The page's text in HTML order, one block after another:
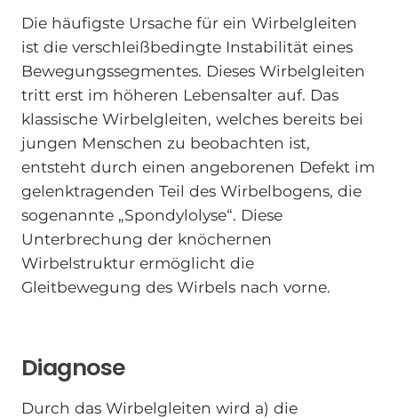
Die häufigste Ursache für ein Wirbelgleiten
ist die verschleißbedingte Instabilität eines
Bewegungssegmentes. Dieses Wirbelgleiten
tritt erst im höheren Lebensalter auf. Das
klassische Wirbelgleiten, welches bereits bei
jungen Menschen zu beobachten ist,
entsteht durch einen angeborenen Defekt im
gelenktragenden Teil des Wirbelbogens, die
sogenannte „Spondylolyse“. Diese
Unterbrechung der knöchernen
Wirbelstruktur ermöglicht die
Gleitbewegung des Wirbels nach vorne.
Diagnose
Durch das Wirbelgleiten wird a) die